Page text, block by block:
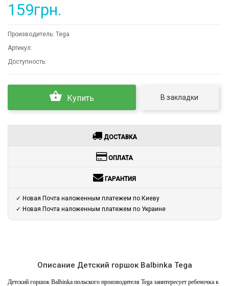
159грн.
Производитель: Tega
Артикул:
Доступность:
Купить В закладки
ДОСТАВКА
ОПЛАТА
ГАРАНТИЯ
✓ Новая Почта наложенным платежем по Киеву
✓ Новая Почта наложенным платежем по Украине
Описание Детский горшок Balbinka Tega
Детский горшок Balbinka польского производителя Tega заинтересует ребеночка к